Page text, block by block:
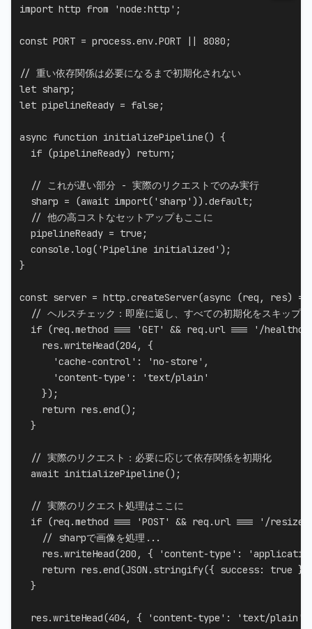
import http from 'node:http' ;
const PORT = process.env.PORT || 8080 ;
// 重い依存関係は必要になるまで初期化されない
let sharp ;
let pipelineReady = false ;
async function initializePipeline() {
if (pipelineReady) return ;
// これが遅い部分 - 実際のリクエストでのみ実行
  sharp
= (await import( 'sharp' )) .default;
// 他の高コストなセットアップもここに
  pipelineReady
= true ;
  console
.log( 'Pipeline initialized' ) ;
}
const server = http .createServer(async (req , res)
=>
// ヘルスチェック：即座に返し、すべての初期化をスキップ
if (req .method === 'GET' && req .url ===
'/
    res
.writeHead(204 ,
{
'cache-control' : 'no-store' ,
'content-type' :
'text/plain'
}) ;
return res.end() ;
}
// 実際のリクエスト：必要に応じて依存関係を初期化
await initializePipeline() ;
// 実際のリクエスト処理はここに
if (req .method === 'POST' && req .url === '/resize'
// sharpで画像を処理...
    res
.writeHead(200 , { 'content-type' :
return res.end(JSON . stringify({ success: true }
}
  res
.writeHead(404 , { 'content-type' : 'text/plain'